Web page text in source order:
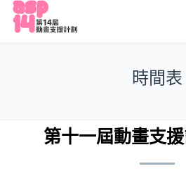
時間表
第十一屆動畫支